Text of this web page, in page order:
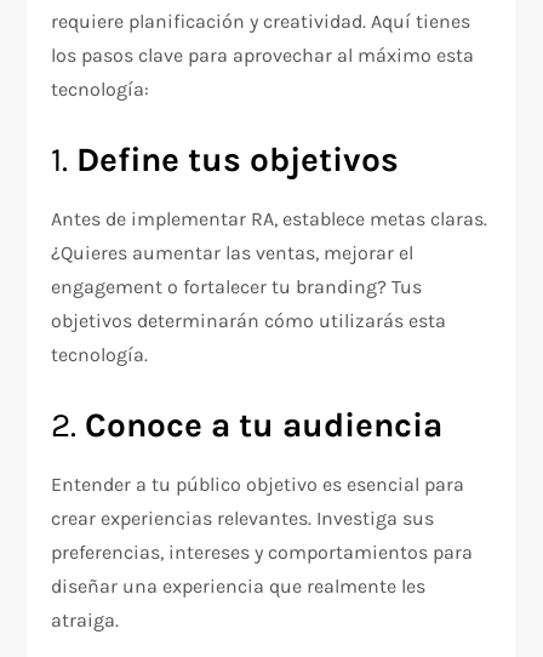
requiere planificación y creatividad. Aquí tienes
los pasos clave para aprovechar al máximo esta
tecnología:
1. Define tus objetivos
Antes de implementar RA, establece metas claras.
¿Quieres aumentar las ventas, mejorar el
engagement o fortalecer tu branding? Tus
objetivos determinarán cómo utilizarás esta
tecnología.
2. Conoce a tu audiencia
Entender a tu público objetivo es esencial para
crear experiencias relevantes. Investiga sus
preferencias, intereses y comportamientos para
diseñar una experiencia que realmente les
atraiga.